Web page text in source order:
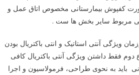
کفپوش بیمارستانی مخصوص اتاق عمل و
مربوط سایر بخش ها ست .
ویژگی آنتی استاتیک و انتی باکتریال بودن
فقط داشتن ویژگی آنتی باکتریال کافی
باید به نحوی طراحی، فرمولاسیون و اجرا